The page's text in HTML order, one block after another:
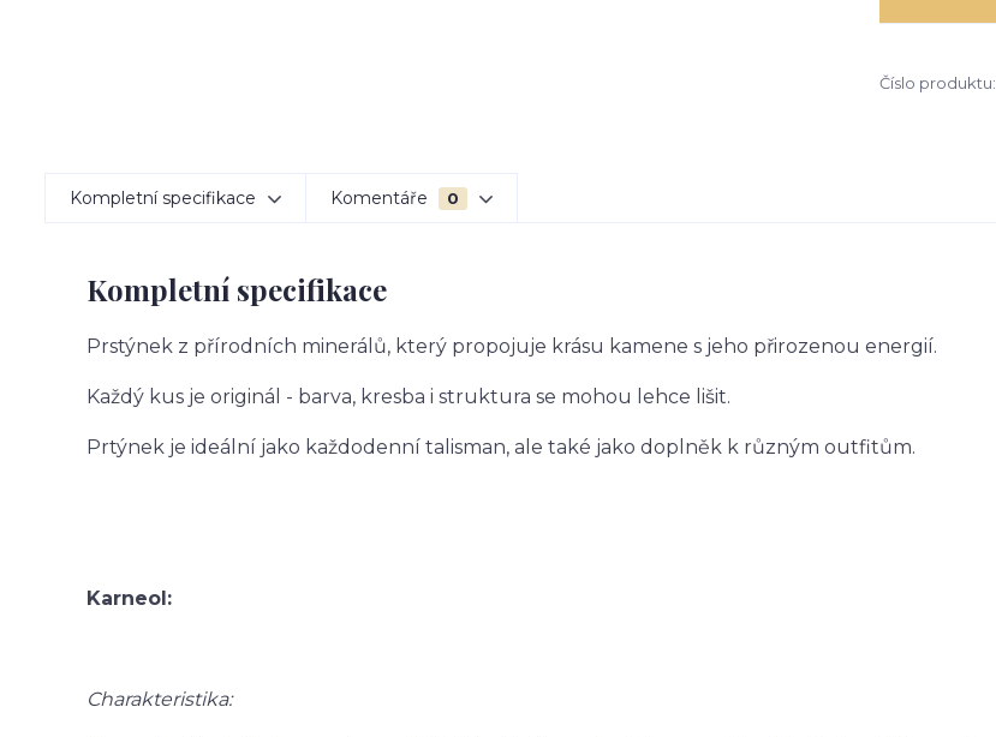
Číslo produktu:
Kompletní specifikace Komentáře 0
Kompletní specifikace
Prstýnek z přírodních minerálů, který propojuje krásu kamene s jeho přirozenou energií.
Každý kus je originál - barva, kresba i struktura se mohou lehce lišit.
Prtýnek je ideální jako každodenní talisman, ale také jako doplněk k různým outfitům.
Karneol:
Charakteristika: